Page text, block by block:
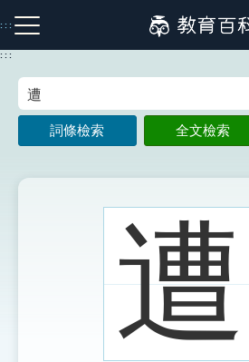
到
主
:::
注音索引圖示 筆畫索引圖示
:::
詞條檢索 全文檢索
遭